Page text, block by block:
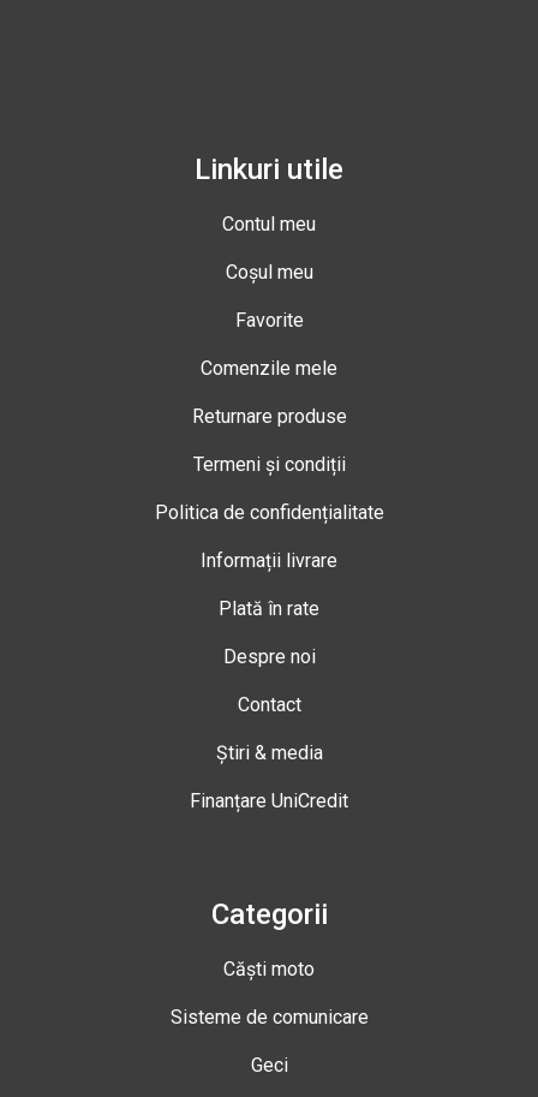
Linkuri utile
Contul meu
Coșul meu
Favorite
Comenzile mele
Returnare produse
Termeni și condiții
Politica de confidențialitate
Informații livrare
Plată în rate
Despre noi
Contact
Știri & media
Finanțare UniCredit
Categorii
Căști moto
Sisteme de comunicare
Geci